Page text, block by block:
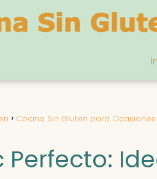
Cocina Sin Gluten para
Perfecto: